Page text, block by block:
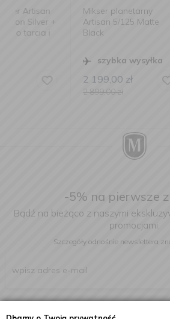
Mikser planetarny
Artisan 5/125 Matte
Black
szybka wysyłka
2 199,00 3
-5% na pierwsze
Bądź na bieżąco z naszymi
promocjami.
Szczegóły odnośnie newslettera